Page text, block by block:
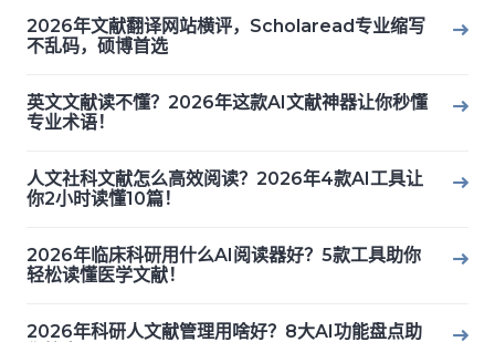
2026年文献翻译网站横评，Scholaread专业缩写
不乱码，硕博首选
英文文献读不懂？2026年这款AI文献神器让你秒懂
专业术语！
人文社科文献怎么高效阅读？2026年4款AI工具让
你2小时读懂10篇！
2026年临床科研用什么AI阅读器好？5款工具助你
轻松读懂医学文献！
2026年科研人文献管理用啥好？8大AI功能盘点助